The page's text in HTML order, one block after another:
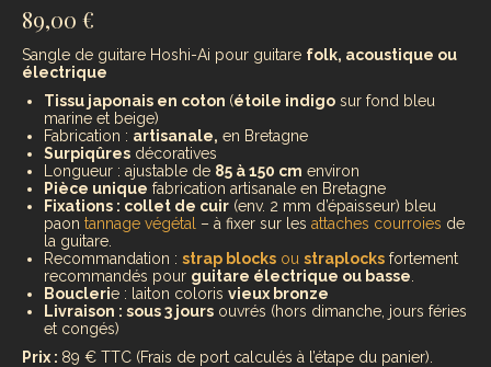
89,00 €
Sangle de guitare Hoshi-Ai pour guitare folk, acoustique ou
électrique
Tissu japonais en coton (étoile indigo sur fond bleu
marine et beige)
Fabrication : artisanale, en Bretagne
Surpiqûres décoratives
Longueur : ajustable de 85 à 150 cm environ
Pièce unique fabrication artisanale en Bretagne
Fixations : collet de cuir (env. 2 mm d’épaisseur) bleu
paon tannage végétal – à fixer sur les attaches courroies de
la guitare.
Recommandation : strap blocks ou straplocks fortement
recommandés pour guitare électrique ou basse
Bouclerie : laiton coloris vieux bronze
Livraison : sous 3 jours ouvrés (hors dimanche, jours féries
et congés)
Prix : 89 € TTC (Frais de port calculés à l’étape du panier).